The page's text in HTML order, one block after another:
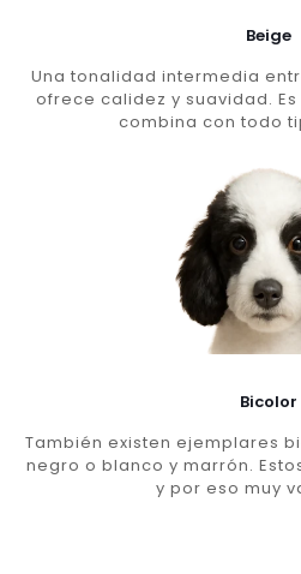
Beige
Una tonalidad intermedia
ofrece calidez y suavidad.
combina con todo
Bicolor
También existen ejemplares
negro o blanco y marrón.
y por eso muy